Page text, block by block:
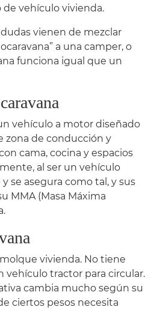
vehículo vivienda.
vienen de mezclar
a una camper, o
funciona igual que un
vehículo a motor diseñado
zona de conducción y
cama, cocina y espacios
al ser un vehículo
se asegura como tal, y sus
MMA (Masa Máxima
vivienda. No tiene
vehículo tractor para circular.
cambia mucho según su
ciertos pesos necesita